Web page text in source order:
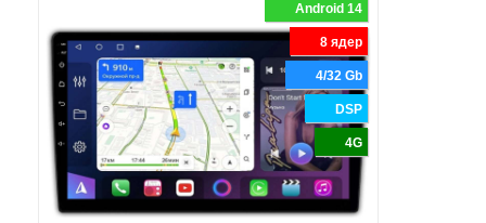
Android 14
8 ядер
4/32 Gb
DSP
4G